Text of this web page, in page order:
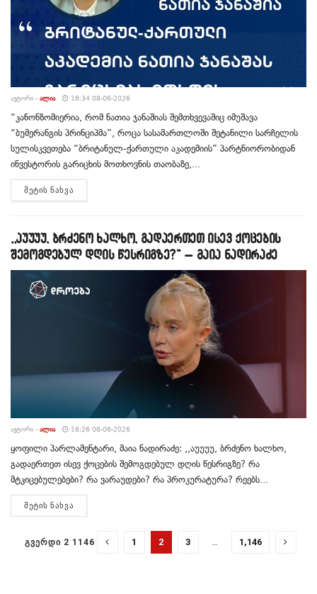
ᲐᲕᲢᲝᲠᲘ - ᲐᲚᲘᲐ 16:34 08-06-2026
“კანონზომიერია, რომ ნათია ჯანაშიას შემთხვევაშიც იმუშავა
“ბუმერანგის პრინციპმა”, როცა სასამართლოში შეტანილი სარჩელის
სულისკვეთება “ბრიტანულ-ქართული აკადემიის” პარტნიორობიდან
ინვესტორის გარიცხის მოთხოვნის თაობაზე,...
ᲛᲔᲢᲘᲡ ᲜᲐᲮᲕᲐ
,,აუუუუ, ბრძენო ხალხო, გადაერთეთ ისევ ქოცების
შემოგდებულ დღის წესრიგზე?“ – მაია ნადირაძე
ᲐᲕᲢᲝᲠᲘ - ᲐᲚᲘᲐ 16:26 08-06-2026
ყოფილი პარლამენტარი, მაია ნადირაძე: ,,აუუუუ, ბრძენო ხალხო,
გადაერთეთ ისევ ქოცების შემოგდებულ დღის წესრიგზე? რა
მტკიცებულებები? რა ვარაუდები? რა პროკურატურა? რეებს...
ᲛᲔᲢᲘᲡ ᲜᲐᲮᲕᲐ
ᲒᲕᲔᲠᲓᲘ 2 1146 1 2 3 1,146